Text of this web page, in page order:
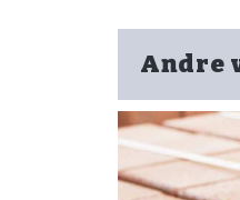
Andre